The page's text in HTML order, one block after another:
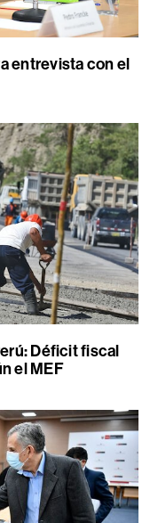
entrevista con el
Déficit fiscal
el MEF